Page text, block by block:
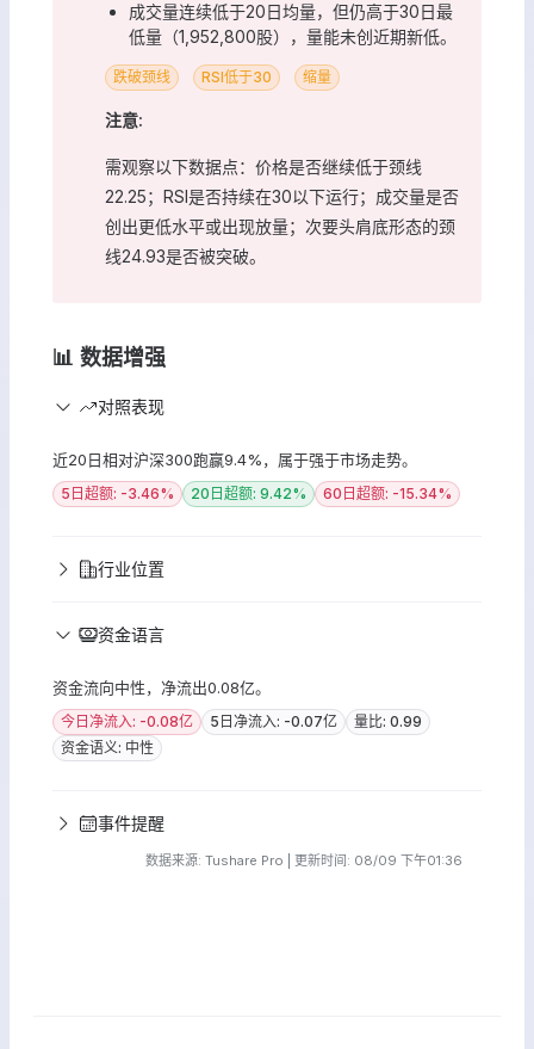
成交量连续低于20日均量，但仍高于30日最
低量（1,952,800股），量能未创近期新低。
跌破颈线 RSI低于30 缩量
注意:
需观察以下数据点：价格是否继续低于颈线
22.25；RSI是否持续在30以下运行；成交量是否
创出更低水平或出现放量；次要头肩底形态的颈
线24.93是否被突破。
📊 数据增强
对照表现
近20日相对沪深300跑赢9.4%，属于强于市场走势。
5日超额: -3.46% 20日超额: 9.42% 60日超额: -15.34%
行业位置
资金语言
资金流向中性，净流出0.08亿。
今日净流入: -0.08亿 5日净流入: -0.07亿
量比: 0.99
资金语义: 中性
事件提醒
数据来源: Tushare Pro | 更新时间: 08/09 下午01:36